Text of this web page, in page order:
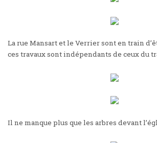
La rue Mansart et le Verrier sont en train
ces travaux sont indépendants de ceux du
Il ne manque plus que les arbres devant